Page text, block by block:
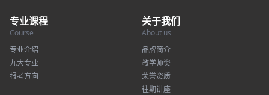
专业课程
Course
专业介绍
九大专业
报考方向
关于我们
About us
品牌简介
教学师资
荣誉资质
往期讲座